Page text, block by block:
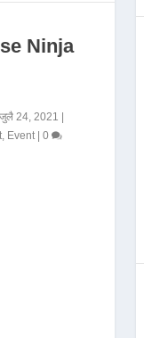
Ninja
जुलै 24, 2021 |
Event |0